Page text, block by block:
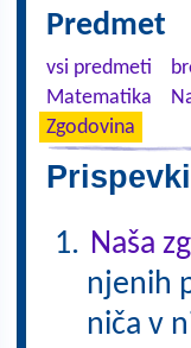
Predmet
vsi predmeti
Matematika
Zgodovina
Naša
njenih
niča v